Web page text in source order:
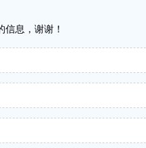
信息，谢谢！